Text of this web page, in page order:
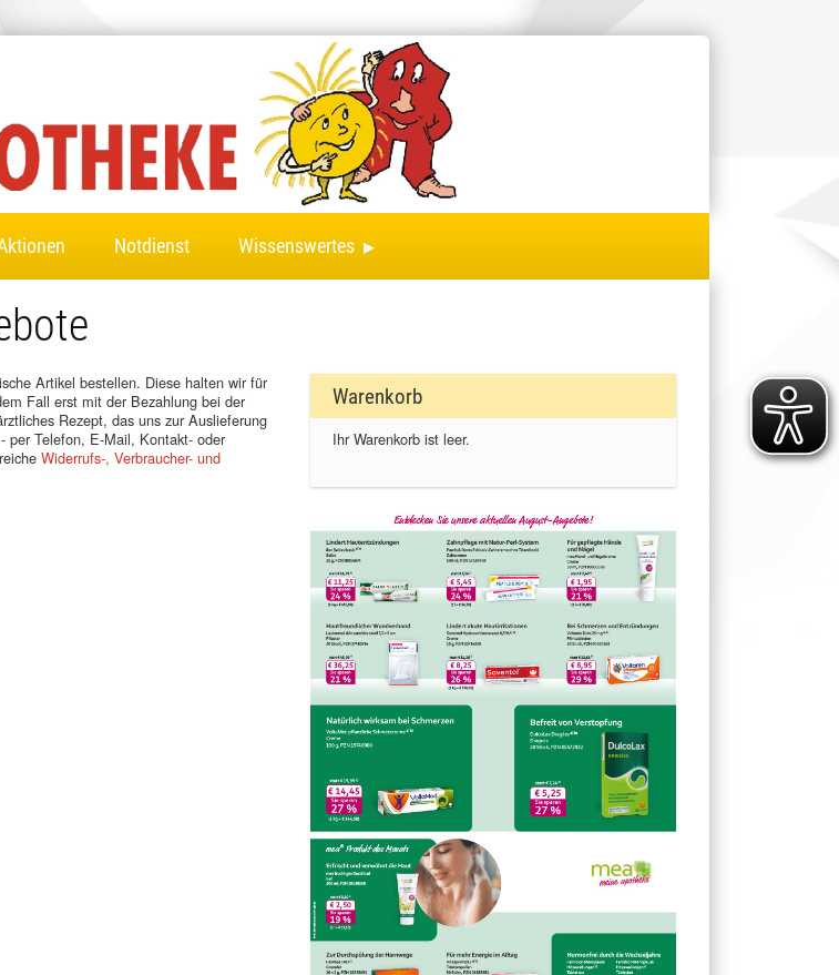
Notdienst Wissenswertes ▸
Artikel bestellen. Diese halten wir für
Fall erst mit der Bezahlung bei der
Rezept, das uns zur Auslieferung
per Telefon, E-Mail, Kontakt- oder
Widerrufs-, Verbraucher- und
Warenkorb
Ihr Warenkorb ist leer.